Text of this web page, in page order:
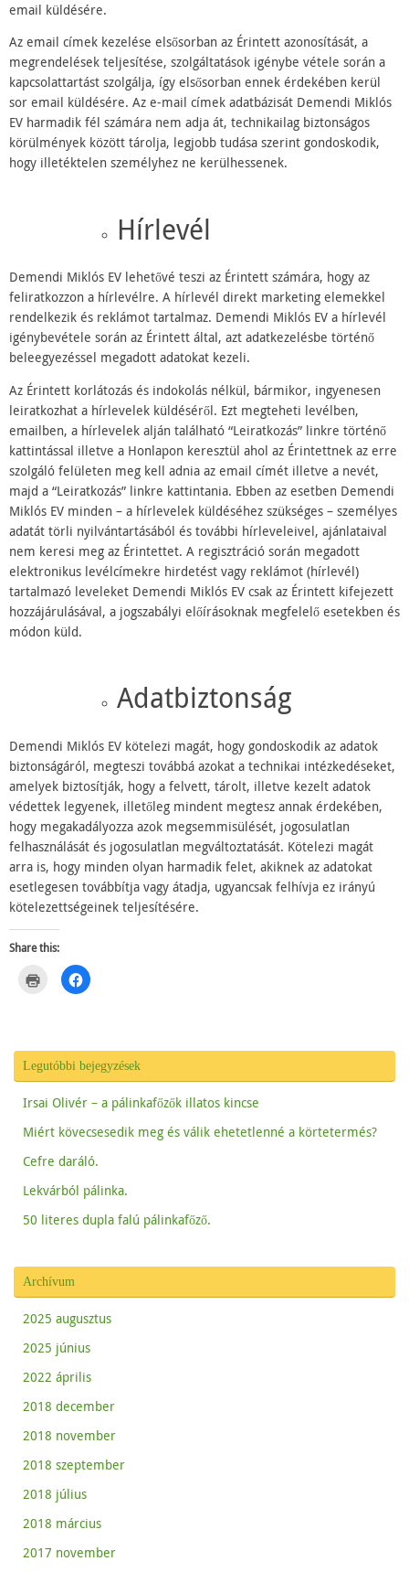
email küldésére.
Az email címek kezelése elsősorban az Érintett azonosítását, a
megrendelések teljesítése, szolgáltatások igénybe vétele során a
kapcsolattartást szolgálja, így elsősorban ennek érdekében kerül
sor email küldésére. Az e-mail címek adatbázisát Demendi Miklós
EV harmadik fél számára nem adja át, technikailag biztonságos
körülmények között tárolja, legjobb tudása szerint gondoskodik,
hogy illetéktelen személyhez ne kerülhessenek.
Hírlevél
Demendi Miklós EV lehetővé teszi az Érintett számára, hogy az
feliratkozzon a hírlevélre. A hírlevél direkt marketing elemekkel
rendelkezik és reklámot tartalmaz. Demendi Miklós EV a hírlevél
igénybevétele során az Érintett által, azt adatkezelésbe történő
beleegyezéssel megadott adatokat kezeli.
Az Érintett korlátozás és indokolás nélkül, bármikor, ingyenesen
leiratkozhat a hírlevelek küldéséről. Ezt megteheti levélben,
emailben, a hírlevelek alján található “Leiratkozás” linkre történő
kattintással illetve a Honlapon keresztül ahol az Érintettnek az erre
szolgáló felületen meg kell adnia az email címét illetve a nevét,
majd a “Leiratkozás” linkre kattintania. Ebben az esetben Demendi
Miklós EV minden – a hírlevelek küldéséhez szükséges – személyes
adatát törli nyilvántartásából és további hírleveleivel, ajánlataival
nem keresi meg az Érintettet. A regisztráció során megadott
elektronikus levélcímekre hirdetést vagy reklámot (hírlevél)
tartalmazó leveleket Demendi Miklós EV csak az Érintett kifejezett
hozzájárulásával, a jogszabályi előírásoknak megfelelő esetekben és
módon küld.
Adatbiztonság
Demendi Miklós EV kötelezi magát, hogy gondoskodik az adatok
biztonságáról, megteszi továbbá azokat a technikai intézkedéseket,
amelyek biztosítják, hogy a felvett, tárolt, illetve kezelt adatok
védettek legyenek, illetőleg mindent megtesz annak érdekében,
hogy megakadályozza azok megsemmisülését, jogosulatlan
felhasználását és jogosulatlan megváltoztatását. Kötelezi magát
arra is, hogy minden olyan harmadik felet, akiknek az adatokat
esetlegesen továbbítja vagy átadja, ugyancsak felhívja ez irányú
kötelezettségeinek teljesítésére.
Share this:
p
r
i
n
t
(
p
e
s
n
n
w
w
w
)
C
l
s
h
a
r
e
o
F
a
e
o
o
(
O
n
e
w
i
d
o
)
Legutóbbi bejegyzések
Irsai Olivér – a pálinkafőzők illatos kincse
Miért kövecsesedik meg és válik ehetetlenné a körtetermés?
Cefre daráló.
Lekvárból pálinka.
50 literes dupla falú pálinkafőző.
Archívum
2025 augusztus
2025 június
2022 április
2018 december
2018 november
2018 szeptember
2018 július
2018 március
2017 november